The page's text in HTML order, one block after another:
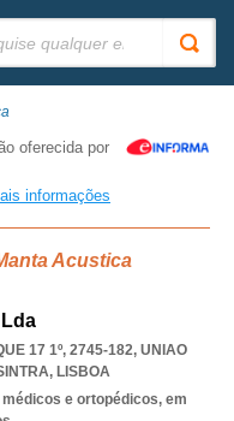
oferecida por
informações
Acustica
17 1º, 2745-182, UNIAO
, LISBOA
e ortopédicos, em